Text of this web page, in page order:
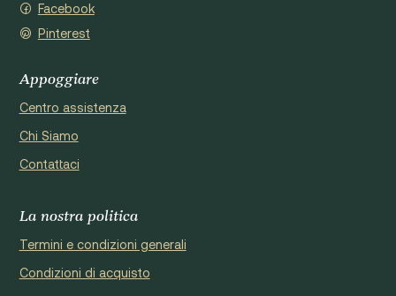
Facebook
Pinterest
Appoggiare
Centro assistenza
Chi Siamo
Contattaci
La nostra politica
Termini e condizioni generali
Condizioni di acquisto